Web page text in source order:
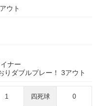
ウト
ナー
りダブルプレー！ 3アウト
1 四死球 0